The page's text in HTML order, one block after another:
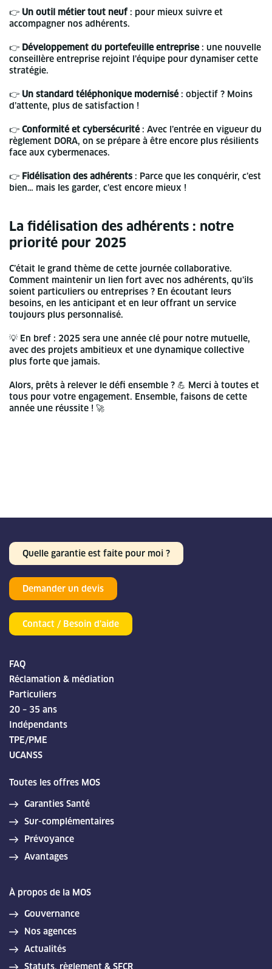
👉 Un outil métier tout neuf: pour mieux suivre et
accompagner nos adhérents.
👉 Développement du portefeuille entreprise: une nouvelle
conseillère entreprise rejoint l’équipe pour dynamiser cette
stratégie.
👉 Un standard téléphonique modernisé: objectif ? Moins
d’attente, plus de satisfaction !
👉 Conformité et cybersécurité: Avec l’entrée en vigueur du
règlement DORA, on se prépare à être encore plus résilients
face aux cybermenaces.
👉 Fidélisation des adhérents : Parce que les conquérir, c’est
bien… mais les garder, c’est encore mieux !
La fidélisation des adhérents : notre
priorité pour 2025
C’était le grand thème de cette journée collaborative.
Comment maintenir un lien fort avec nos adhérents, qu’ils
soient particuliers ou entreprises ? En écoutant leurs
besoins, en les anticipant et en leur offrant un service
toujours plus personnalisé.
💡 En bref : 2025 sera une année clé pour notre mutuelle,
avec des projets ambitieux et une dynamique collective
plus forte que jamais.
Alors, prêts à relever le défi ensemble ? 💪 Merci à toutes et
tous pour votre engagement. Ensemble, faisons de cette
année une réussite ! 🚀
Quelle garantie est faite pour moi ?
Demander un devis
Contact / Besoin d’aide
FAQ
Réclamation & médiation
Particuliers
20 – 35 ans
Indépendants
TPE/PME
UCANSS
Toutes les offres MOS
Garanties Santé
Sur-complémentaires
Prévoyance
Avantages
À propos de la MOS
Gouvernance
Nos agences
Actualités
Statuts, règlement & SFCR